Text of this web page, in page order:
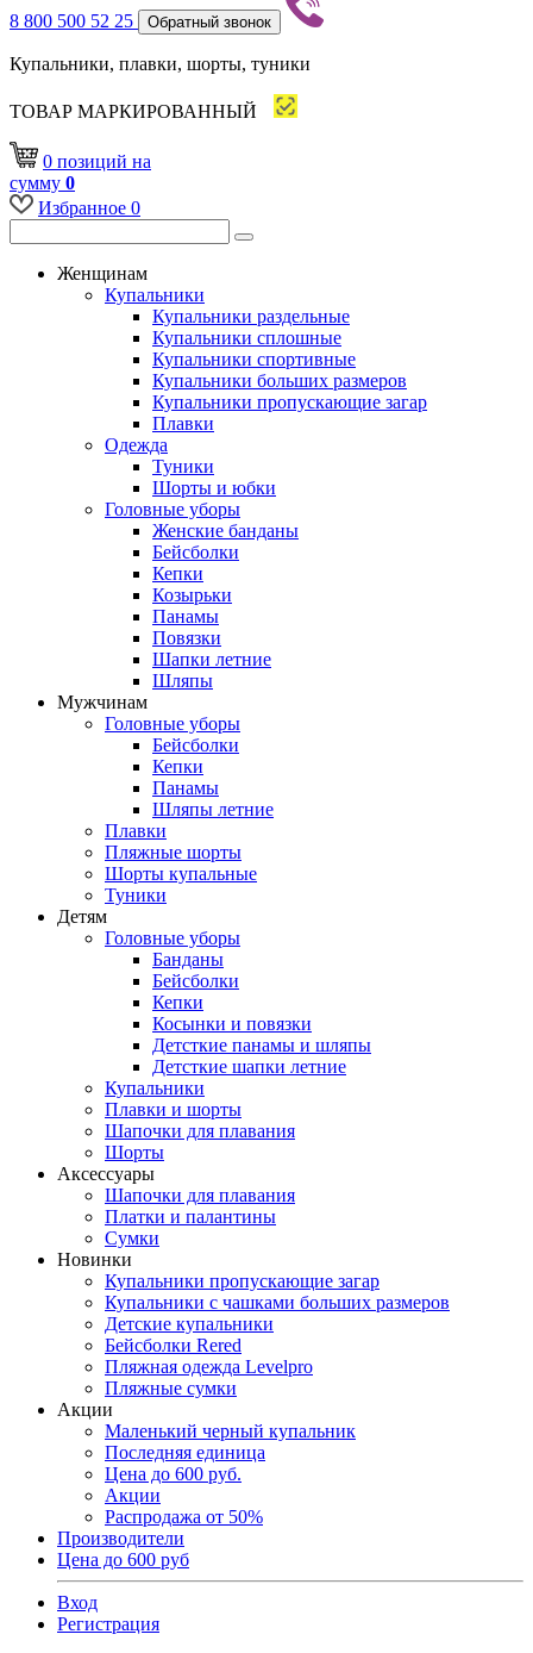
8 800 500 52 25 Обратный звонок
Купальники, плавки, шорты, туники
ТОВАР МАРКИРОВАННЫЙ
0 позиций на
сумму 0
Избранное 0
Женщинам
Купальники
Купальники раздельные
Купальники сплошные
Купальники спортивные
Купальники больших размеров
Купальники пропускающие загар
Плавки
Одежда
Туники
Шорты и юбки
Головные уборы
Женские банданы
Бейсболки
Кепки
Козырьки
Панамы
Повязки
Шапки летние
Шляпы
Мужчинам
Головные уборы
Бейсболки
Кепки
Панамы
Шляпы летние
Плавки
Пляжные шорты
Шорты купальные
Туники
Детям
Головные уборы
Банданы
Бейсболки
Кепки
Косынки и повязки
Детсткие панамы и шляпы
Детсткие шапки летние
Купальники
Плавки и шорты
Шапочки для плавания
Шорты
Аксессуары
Шапочки для плавания
Платки и палантины
Сумки
Новинки
Купальники пропускающие загар
Купальники с чашками больших размеров
Детские купальники
Бейсболки Rered
Пляжная одежда Levelpro
Пляжные сумки
Акции
Маленький черный купальник
Последняя единица
Цена до 600 руб.
Акции
Распродажа от 50%
Производители
Цена до 600 руб
Вход
Регистрация